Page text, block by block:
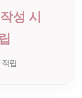
성 시
립